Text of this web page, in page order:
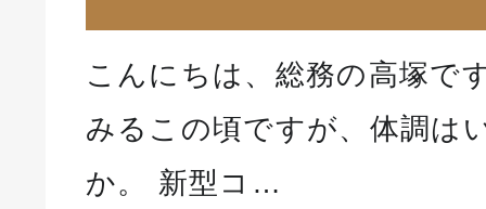
こんにちは、総務の高塚で
みるこの頃ですが、体調は
か。 新型コ…